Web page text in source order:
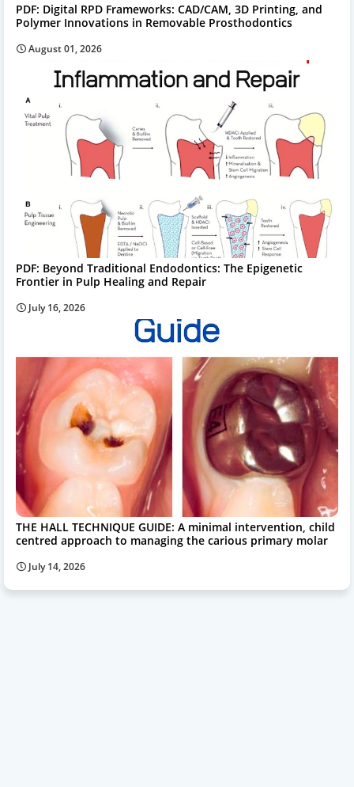
PDF: Digital RPD Frameworks: CAD/CAM, 3D Printing, and
Polymer Innovations in Removable Prosthodontics
August 01, 2026
PDF: Beyond Traditional Endodontics: The Epigenetic
Frontier in Pulp Healing and Repair
July 16, 2026
THE HALL TECHNIQUE GUIDE: A minimal intervention, child
centred approach to managing the carious primary molar
July 14, 2026